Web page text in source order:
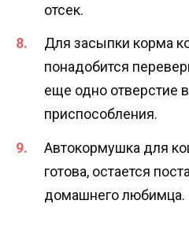
отсек.
Для засыпки корма
понадобится
еще одно отверстие
приспособления.
Автокормушка для
готова, остается
домашнего любимца.